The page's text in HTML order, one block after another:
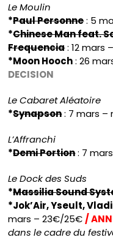
Le Moulin
*Paul Personne: 5
*Chinese Man feat.
Frequencia: 12 mars
*Moon Hooch: 26
DECISION
Le Cabaret Aléatoire
*Synapson: 7 mars –
L’Affranchi
*Demi Portion: 7
Le Dock des Suds
*Massilia Sound
*Jok’Air, Yseult,
mars – 23€/25€ /
dans le cadre du